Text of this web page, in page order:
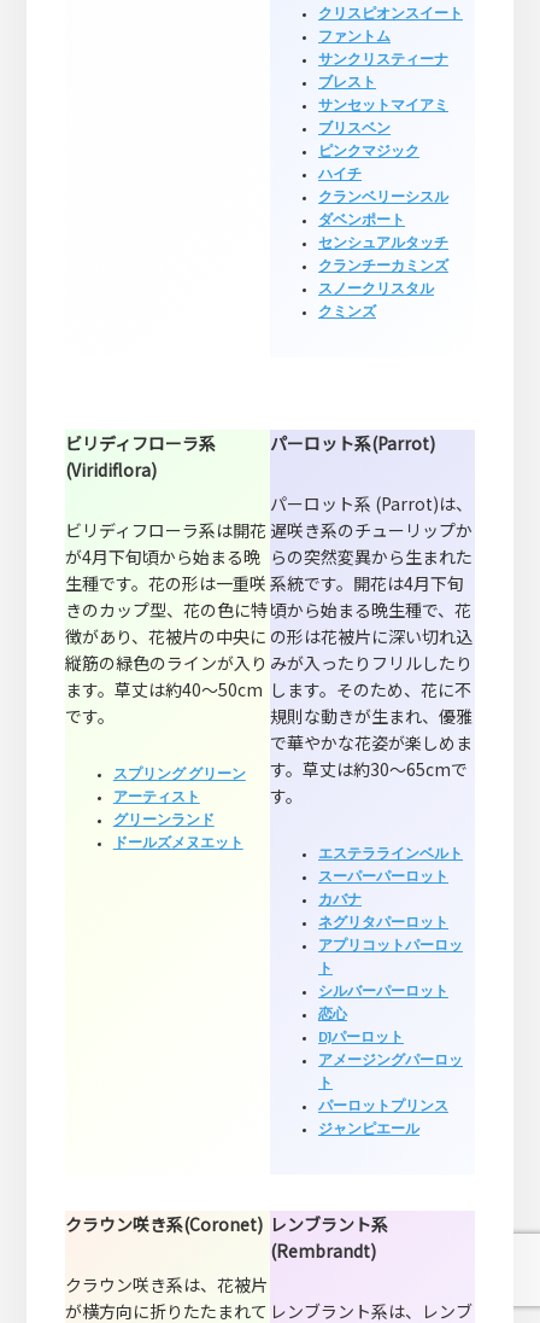
クリスピオンスイート
ファントム
サンクリスティーナ
ブレスト
サンセットマイアミ
ブリスベン
ピンクマジック
ハイチ
クランベリーシスル
ダベンポート
センシュアルタッチ
クランチーカミンズ
スノークリスタル
クミンズ
ビリディフローラ系
(Viridiflora)
ビリディフローラ系は開花
が4月下旬頃から始まる晩
生種です。花の形は一重咲
きのカップ型、花の色に特
徴があり、花被片の中央に
縦筋の緑色のラインが入り
ます。草丈は約40～50cm
です。
スプリング グリーン
アーティスト
グリーンランド
ドールズメヌエット
パーロット系(Parrot)
パーロット系 (Parrot)は、
遅咲き系のチューリップか
らの突然変異から生まれた
系統です。開花は4月下旬
頃から始まる晩生種で、花
の形は花被片に深い切れ込
みが入ったりフリルしたり
します。そのため、花に不
規則な動きが生まれ、優雅
で華やかな花姿が楽しめま
す。草丈は約30～65cmで
す。
エステララインベルト
スーパーパーロット
カバナ
ネグリタパーロット
アプリコットパーロッ
ト
シルバーパーロット
恋心
DJパーロット
アメージングパーロッ
ト
パーロットプリンス
ジャンピエール
クラウン咲き系(Coronet)
クラウン咲き系は、花被片
が横方向に折りたたまれて
レンブラント系
(Rembrandt)
レンブラント系は、レンブ